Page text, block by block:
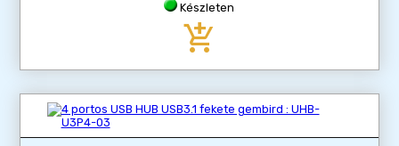
Készleten
add_shopping_cart